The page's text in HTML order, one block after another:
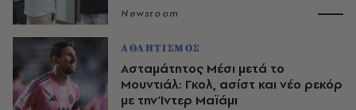
Newsroom
ΑΘΛΗΤΙΣΜΟΣ
Ασταμάτητος Μέσι μετά το
Μουντιάλ: Γκολ, ασίστ και νέο ρεκόρ
με την Ίντερ Μαϊάμι